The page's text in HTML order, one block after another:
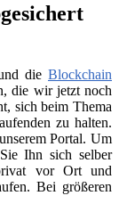
die Blockchain
die wir jetzt noch
sich beim Thema
zu halten.
Portal. Um
Ihn sich selber
vor Ort und
Bei größeren